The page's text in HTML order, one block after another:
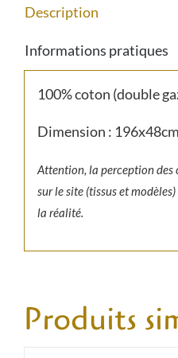
Description
Informations pratiques
100% coton (double
Dimension : 196x48cm
Attention, la perception des
sur le site (tissus et
la réalité.
Produits